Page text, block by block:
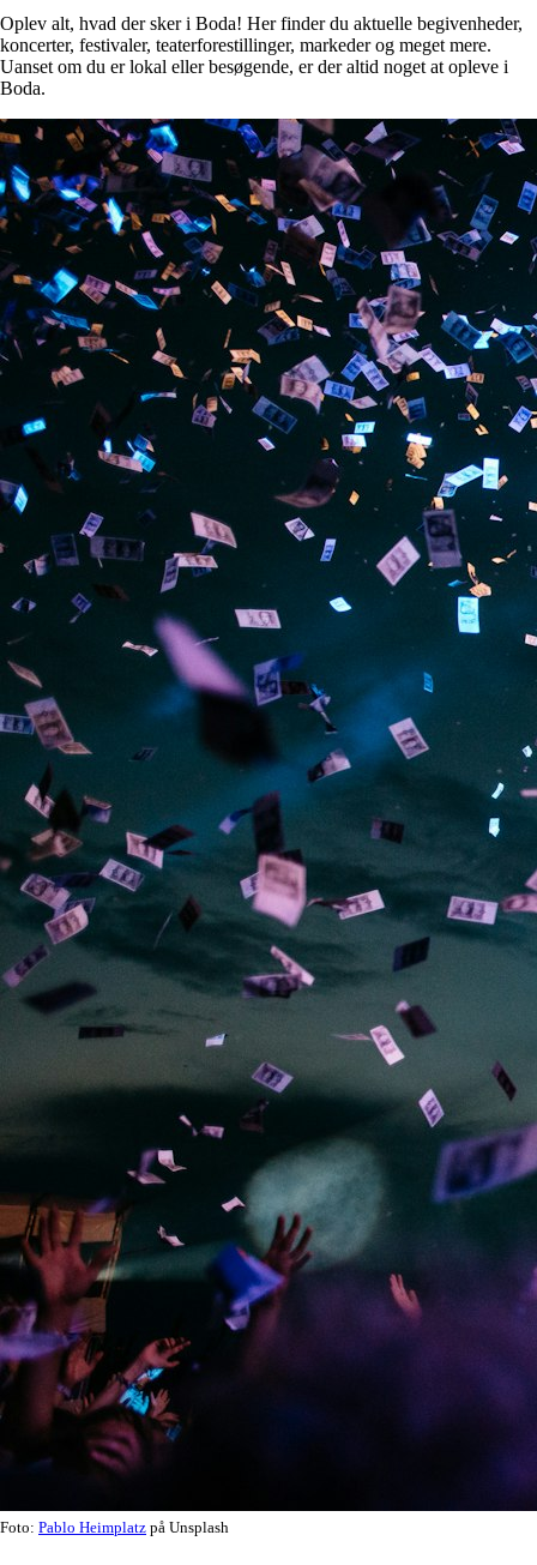
Oplev alt, hvad der sker i Boda! Her finder du aktuelle begivenheder,
koncerter, festivaler, teaterforestillinger, markeder og meget mere.
Uanset om du er lokal eller besøgende, er der altid noget at opleve i
Boda.
Foto: Pablo Heimplatz på Unsplash